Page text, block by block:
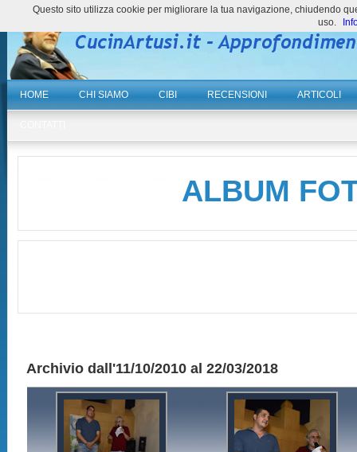
HOME CHI SIAMO CIBI RECENSIONI ARTICOLI
ALBUM
Archivio dall'11/10/2010 al 22/03/2018
Questo sito utilizza cookie per migliorare la tua navigazione, chiudendo
uso.